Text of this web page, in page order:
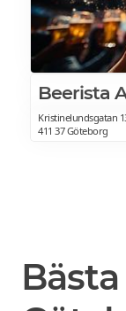
Beerista
Kristinelundsgatan
411 37 Göteborg